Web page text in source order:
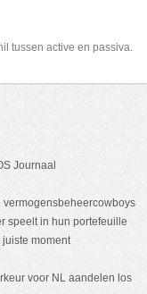
tussen active en passiva.
Journaal
vermogensbeheercowboys
speelt in hun portefeuille
moment
voor NL aandelen los